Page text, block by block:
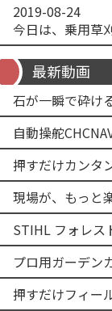
2019-08-24
最新動画
プロ用ガーデ